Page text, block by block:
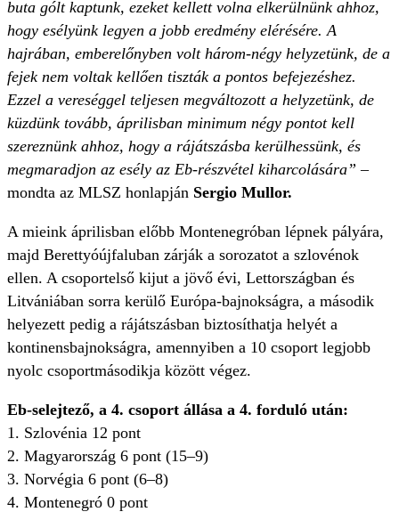
buta gólt kaptunk, ezeket kellett volna elkerülnünk ahhoz,
hogy esélyünk legyen a jobb eredmény elérésére. A
hajrában, emberelőnyben volt három-négy helyzetünk, de a
fejek nem voltak kellően tiszták a pontos befejezéshez.
Ezzel a vereséggel teljesen megváltozott a helyzetünk, de
küzdünk tovább, áprilisban minimum négy pontot kell
szereznünk ahhoz, hogy a rájátszásba kerülhessünk, és
megmaradjon az esély az Eb-részvétel kiharcolására” –
mondta az MLSZ honlapján Sergio Mullor.
A mieink áprilisban előbb Montenegróban lépnek pályára,
majd Berettyóújfaluban zárják a sorozatot a szlovénok
ellen. A csoportelső kijut a jövő évi, Lettországban és
Litvániában sorra kerülő Európa-bajnokságra, a második
helyezett pedig a rájátszásban biztosíthatja helyét a
kontinensbajnokságra, amennyiben a 10 csoport legjobb
nyolc csoportmásodikja között végez.
Eb-selejtező, a 4. csoport állása a 4. forduló után:
1. Szlovénia 12 pont
2. Magyarország 6 pont (15–9)
3. Norvégia 6 pont (6–8)
4. Montenegró 0 pont